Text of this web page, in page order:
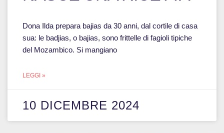
Dona Ilda prepara bajias da 30 anni, dal cortile di casa
sua: le badjias, o bajias, sono frittelle di fagioli tipiche
del Mozambico. Si mangiano
LEGGI »
10 DICEMBRE 2024